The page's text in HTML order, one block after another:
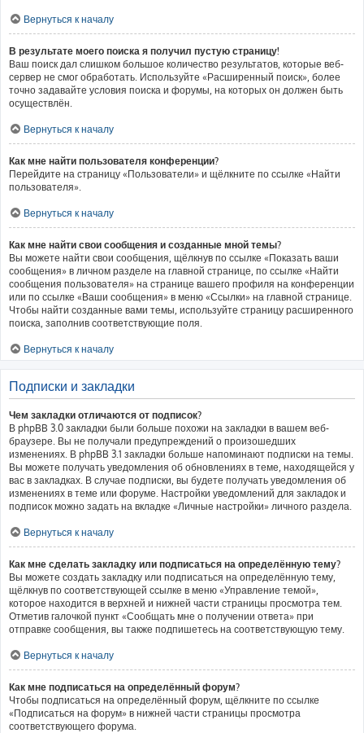
Вернуться к началу
В результате моего поиска я получил пустую страницу!
Ваш поиск дал слишком большое количество результатов, которые веб-
сервер не смог обработать. Используйте «Расширенный поиск», более
точно задавайте условия поиска и форумы, на которых он должен быть
осуществлён.
Вернуться к началу
Как мне найти пользователя конференции?
Перейдите на страницу «Пользователи» и щёлкните по ссылке «Найти
пользователя».
Вернуться к началу
Как мне найти свои сообщения и созданные мной темы?
Вы можете найти свои сообщения, щёлкнув по ссылке «Показать ваши
сообщения» в личном разделе на главной странице, по ссылке «Найти
сообщения пользователя» на странице вашего профиля на конференции
или по ссылке «Ваши сообщения» в меню «Ссылки» на главной странице.
Чтобы найти созданные вами темы, используйте страницу расширенного
поиска, заполнив соответствующие поля.
Вернуться к началу
Подписки и закладки
Чем закладки отличаются от подписок?
В phpBB 3.0 закладки были больше похожи на закладки в вашем веб-
браузере. Вы не получали предупреждений о произошедших
изменениях. В phpBB 3.1 закладки больше напоминают подписки на темы.
Вы можете получать уведомления об обновлениях в теме, находящейся у
вас в закладках. В случае подписки, вы будете получать уведомления об
изменениях в теме или форуме. Настройки уведомлений для закладок и
подписок можно задать на вкладке «Личные настройки» личного раздела.
Вернуться к началу
Как мне сделать закладку или подписаться на определённую тему?
Вы можете создать закладку или подписаться на определённую тему,
щёлкнув по соответствующей ссылке в меню «Управление темой»,
которое находится в верхней и нижней части страницы просмотра тем.
Отметив галочкой пункт «Сообщать мне о получении ответа» при
отправке сообщения, вы также подпишетесь на соответствующую тему.
Вернуться к началу
Как мне подписаться на определённый форум?
Чтобы подписаться на определённый форум, щёлкните по ссылке
«Подписаться на форум» в нижней части страницы просмотра
соответствующего форума.